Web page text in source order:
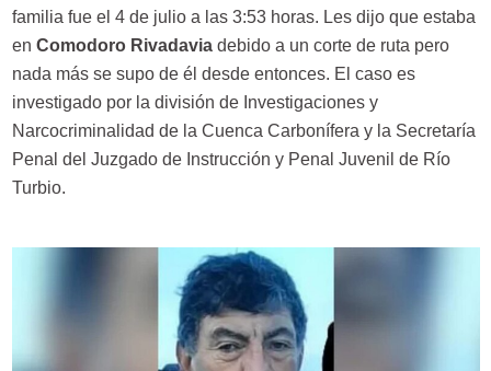
familia fue el 4 de julio a las 3:53 horas. Les dijo que estaba
en Comodoro Rivadaviadebido a un corte de ruta pero
nada más se supo de él desde entonces. El caso es
investigado por la división de Investigaciones y
Narcocriminalidad de la Cuenca Carbonífera y la Secretaría
Penal del Juzgado de Instrucción y Penal Juvenil de Río
Turbio.